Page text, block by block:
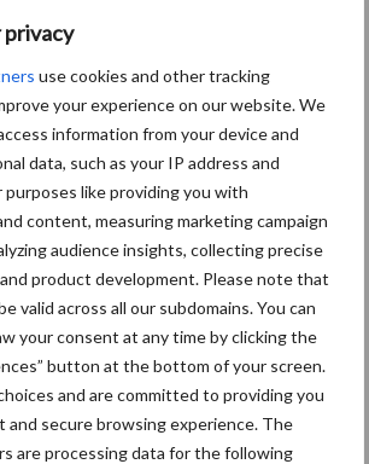
privacy
use cookies and other tracking
your experience on our website. We
information from your device and
data, such as your IP address and
like providing you with
content, measuring marketing campaign
audience insights, collecting precise
product development. Please note that
valid across all our subdomains. You can
your consent at any time by clicking the
button at the bottom of your screen.
and are committed to providing you
and secure browsing experience. The
are processing data for the following
Varkenshouders …
op
tot
strikte
Nog
3
bedr
ijven
waar
PED
is